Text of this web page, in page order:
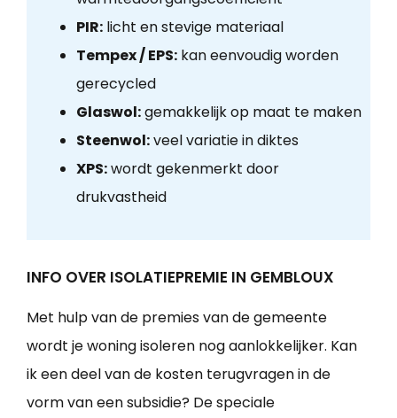
PIR:licht en stevige materiaal
Tempex / EPS:kan eenvoudig worden
gerecycled
Glaswol:gemakkelijk op maat te maken
Steenwol:veel variatie in diktes
XPS:wordt gekenmerkt door
drukvastheid
INFO OVER ISOLATIEPREMIE IN GEMBLOUX
Met hulp van de premies van de gemeente
wordt je woning isoleren nog aanlokkelijker. Kan
ik een deel van de kosten terugvragen in de
vorm van een subsidie? De speciale